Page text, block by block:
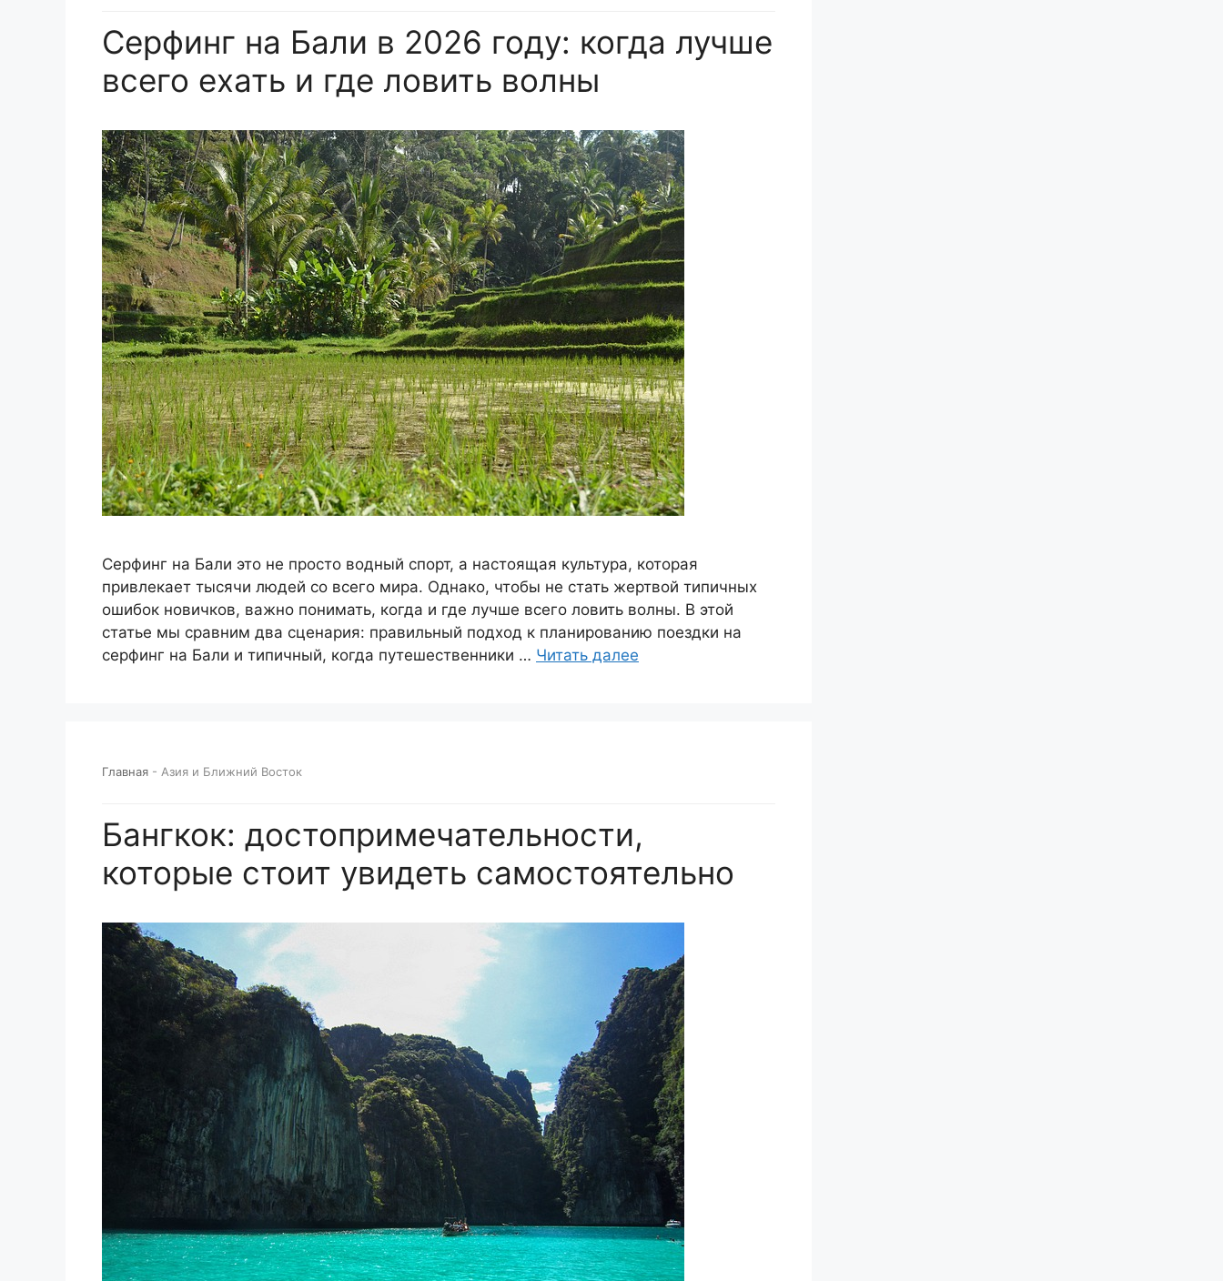
Серфинг на Бали в 2026 году: когда лучше
всего ехать и где ловить волны
Серфинг на Бали это не просто водный спорт, а настоящая культура, которая
привлекает тысячи людей со всего мира. Однако, чтобы не стать жертвой типичных
ошибок новичков, важно понимать, когда и где лучше всего ловить волны. В этой
статье мы сравним два сценария: правильный подход к планированию поездки на
серфинг на Бали и типичный, когда путешественники … Читать далее
Главная - Азия и Ближний Восток
Бангкок: достопримечательности,
которые стоит увидеть самостоятельно